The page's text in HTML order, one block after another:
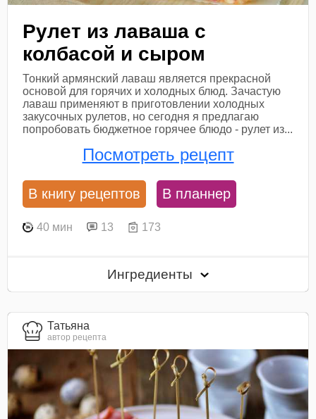
Рулет из лаваша с
колбасой и сыром
Тонкий армянский лаваш является прекрасной
основой для горячих и холодных блюд. Зачастую
лаваш применяют в приготовлении холодных
закусочных рулетов, но сегодня я предлагаю
попробовать бюджетное горячее блюдо - рулет из...
Посмотреть рецепт
В книгу рецептов В планнер
40 мин 13 173
Ингредиенты
Татьяна
автор рецепта